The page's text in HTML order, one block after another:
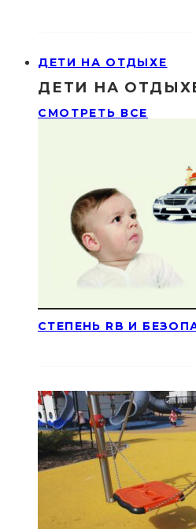
ДЕТИ НА ОТДЫХЕ
ДЕТИ НА
СМОТРЕТЬ ВСЕ
СТЕПЕНЬ RB И